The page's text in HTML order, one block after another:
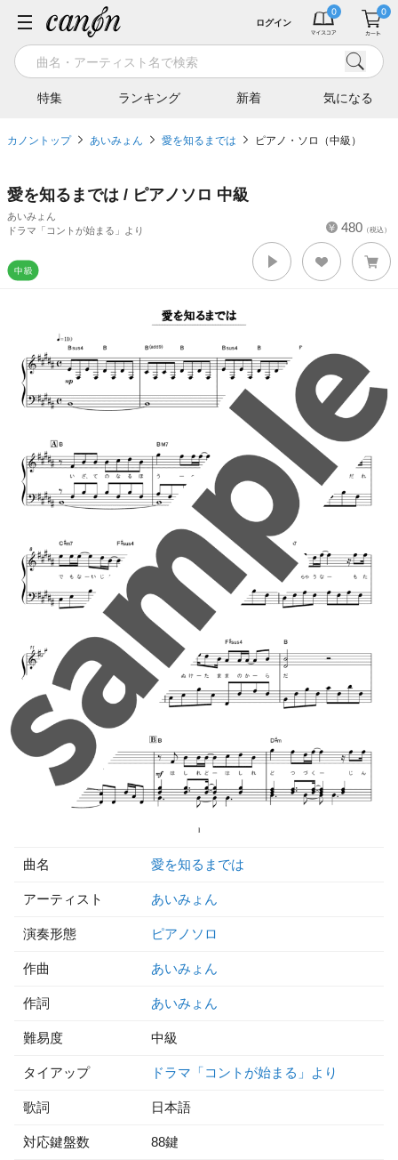
特集 ランキング 新着 気になる
ログイン
カノントップ あいみょん 愛を知るまでは ピアノ・ソロ（中級）
愛を知るまでは / ピアノソロ 中級
あいみょん
ドラマ「コントが始まる」より
480 （税込）
曲名 愛を知るまでは
アーティスト あいみょん
演奏形態 ピアノソロ
作曲 あいみょん
作詞 あいみょん
難易度 中級
タイアップ ドラマ「コントが始まる」より
歌詞 日本語
対応鍵盤数 88鍵